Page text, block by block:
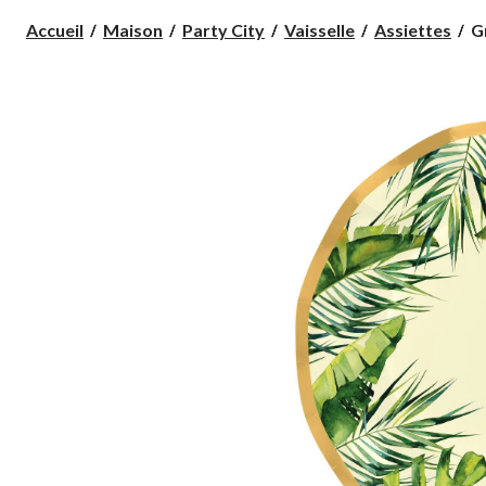
Accueil Maison Party City Vaisselle Assiettes
8